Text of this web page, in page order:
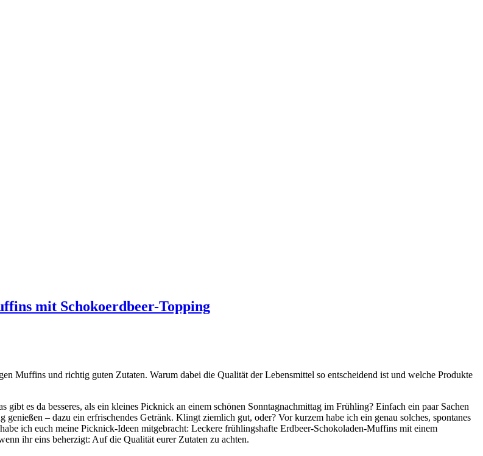
mit Schokoerdbeer-Topping
Muffins und richtig guten Zutaten. Warum dabei die Qualität der Lebensmittel so entscheidend ist und welche Produkte
es da besseres, als ein kleines Picknick an einem schönen Sonntagnachmittag im Frühling? Einfach ein paar Sachen
– dazu ein erfrischendes Getränk. Klingt ziemlich gut, oder? Vor kurzem habe ich ein genau solches, spontanes
ich euch meine Picknick-Ideen mitgebracht: Leckere frühlingshafte Erdbeer-Schokoladen-Muffins mit einem
ihr eins beherzigt: Auf die Qualität eurer Zutaten zu achten.